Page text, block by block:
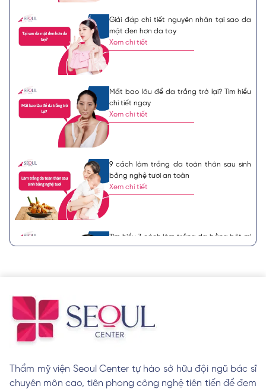
Giải đáp chi tiết nguyên nhân tại sao da
mặt đen hơn da tay
Xem chi tiết
Mất bao lâu để da trắng trở lại? Tìm hiểu
chi tiết ngay
Xem chi tiết
9 cách làm trắng da toàn thân sau sinh
bằng nghệ tươi an toàn
Xem chi tiết
Tìm hiểu 7 cách làm trắng da bằng bột mì
hiệu quả nhanh chóng
Nên tắm trắng hay truyền trắng? Những
lưu ý khi lựa chọn
Xem chi tiết
Top 12 cách tắm trắng bằng khoai tây
Thẩm mỹ viện Seoul Center tự hào sở hữu đội ngũ bác sĩ
chuyên môn cao, tiên phong công nghệ tiên tiến để đem